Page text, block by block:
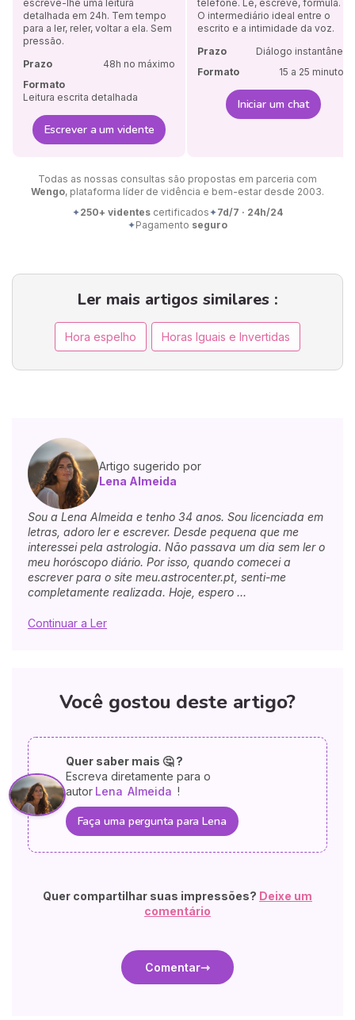
escreve-lhe uma leitura
detalhada em 24h. Tem tempo
para a ler, reler, voltar a ela. Sem
pressão.
Prazo
48h no máximo
Formato
Leitura escrita detalhada
Escrever a um vidente
telefone. Lê, escreve, formula.
O intermediário ideal entre o
escrito e a intimidade da voz.
Prazo
Diálogo instantâneo
Formato
15 a 25 minutos
Iniciar um chat
Todas as nossas consultas são propostas em parceria com
Wengo, plataforma líder de vidência e bem-estar desde 2003.
✦250+ videntes certificados✦7d/7 · 24h/24
✦Pagamento seguro
Ler mais artigos similares :
Hora espelho Horas Iguais e Invertidas
Artigo sugerido por
Lena Almeida
Sou a Lena Almeida e tenho 34 anos. Sou licenciada em
letras, adoro ler e escrever. Desde pequena que me
interessei pela astrologia. Não passava um dia sem ler o
meu horóscopo diário. Por isso, quando comecei a
escrever para o site meu.astrocenter.pt, senti-me
completamente realizada. Hoje, espero ...
Continuar a Ler
Você gostou deste artigo?
Quer saber mais 🤔 ?
Escreva diretamente para o
autor Lena Almeida !
Faça uma pergunta para Lena
Quer compartilhar suas impressões? Deixe um
comentário
Comentar